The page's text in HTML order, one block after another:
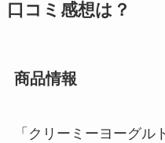
口コミ感想は？
商品情報
「クリーミーヨーグ